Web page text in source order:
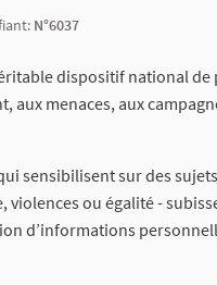
N°6037
dispositif national
aux menaces, aux
sensibilisent sur des
ou égalité -
d’informations